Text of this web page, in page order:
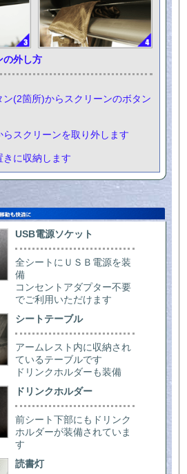
の外し方
(2箇所)からスクリーンのボタン
スクリーンを取り外します
きに収納します
USB電源ソケット
全シートにＵＳＢ電源を装
備
コンセントアダプター不要
でご利用いただけます
シートテーブル
アームレスト内に収納され
ているテーブルです
ドリンクホルダーも装備
ドリンクホルダー
前シート下部にもドリンク
ホルダーが装備されていま
す
読書灯